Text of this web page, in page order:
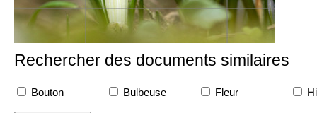
Rechercher des documents similaires
Bouton Bulbeuse Fleur